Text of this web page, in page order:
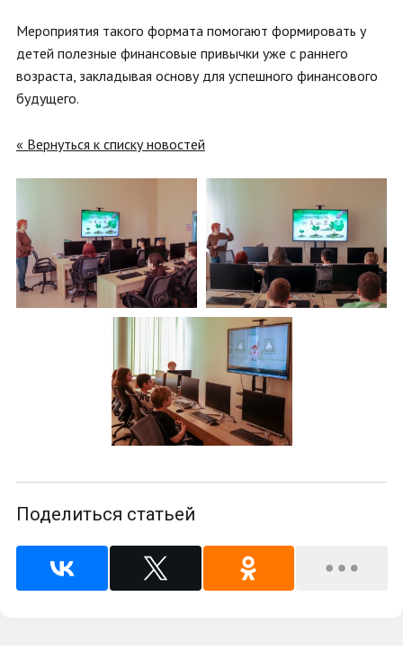
Мероприятия такого формата помогают формировать у
детей полезные финансовые привычки уже с раннего
возраста, закладывая основу для успешного финансового
будущего.
« Вернуться к списку новостей
Поделиться статьей